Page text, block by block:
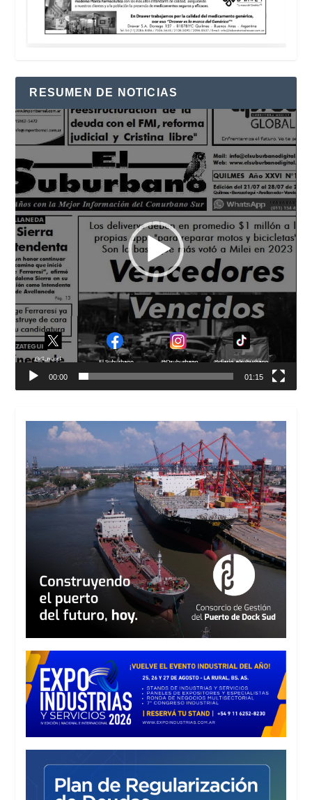
RESUMEN DE NOTICIAS
Reproductor
de
vídeo
00:00 01:15